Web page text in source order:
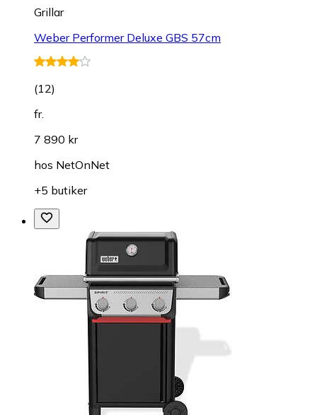
Grillar
Weber Performer Deluxe GBS 57cm
(12)
fr.
7 890 kr
hos NetOnNet
+5 butiker